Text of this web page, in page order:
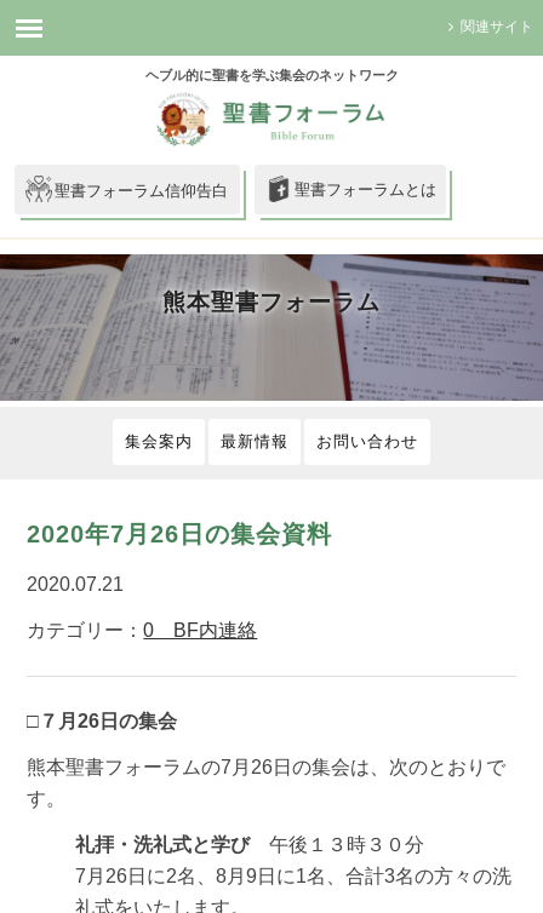
関連サイト
ヘブル的に聖書を学ぶ集会のネットワーク
聖書フォーラム信仰告白 聖書フォーラムとは
熊本聖書フォーラム
集会案内 最新情報 お問い合わせ
2020年7月26日の集会資料
2020.07.21
カテゴリー：0 BF内連絡
□７月26日の集会
熊本聖書フォーラムの7月26日の集会は、次のとおりで
す。
礼拝・洗礼式と学び午後１３時３０分
7月26日に2名、8月9日に1名、合計3名の方々の洗
礼式をいたします。